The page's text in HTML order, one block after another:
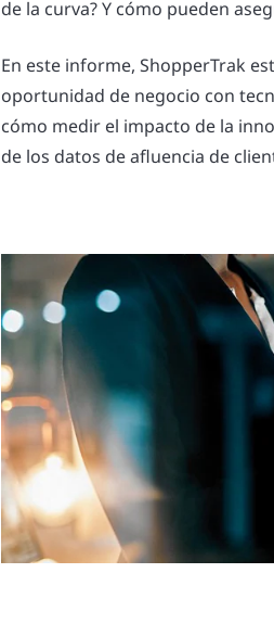
de la curva? Y cómo pueden
En este informe, ShopperTrak
oportunidad de negocio con
cómo medir el impacto de la
de los datos de afluencia de